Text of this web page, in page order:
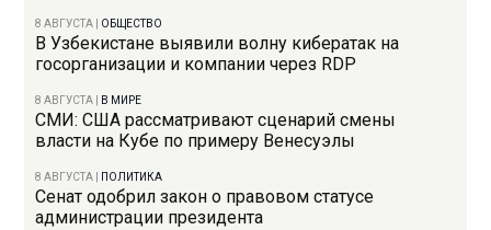
8 АВГУСТА ОБЩЕСТВО
В Узбекистане выявили волну кибератак на
госорганизации и компании через RDP
8 АВГУСТА В МИРЕ
СМИ: США рассматривают сценарий смены
власти на Кубе по примеру Венесуэлы
8 АВГУСТА ПОЛИТИКА
Сенат одобрил закон о правовом статусе
администрации президента